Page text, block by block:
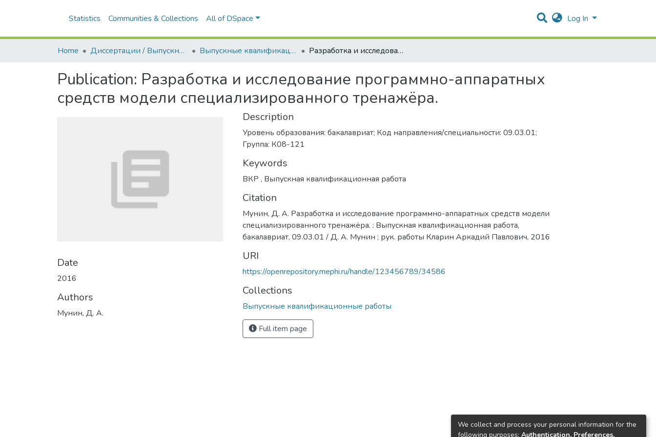
Statistics Communities & Collections All of DSpace Log In
Home Диссертации / Выпускные квалификационные работы Выпускные квалификационные работы Разработка и исследование программно-аппаратных средств модели специализированного тренажёра.
Publication: Разработка и исследование программно-аппаратных
средств модели специализированного тренажёра.
Date
2016
Authors
Мунин, Д. А.
Description
Уровень образования: бакалавриат; Код направления/специальности: 09.03.01;
Группа: К08-121
Keywords
ВКР , Выпускная квалификационная работа
Citation
Мунин, Д. А. Разработка и исследование программно-аппаратных средств модели
специализированного тренажёра. : Выпускная квалификационная работа,
бакалавриат, 09.03.01 / Д. А. Мунин ; рук. работы Кларин Аркадий Павлович, 2016
URI
https://openrepository.mephi.ru/handle/123456789/34586
Collections
Выпускные квалификационные работы
Full item page
We collect and process your personal information for the
following purposes: Authentication, Preferences,